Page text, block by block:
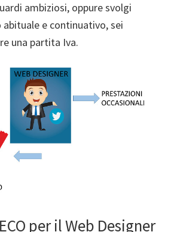
ambiziosi, oppure svolgi
e continuativo, sei
una partita Iva.
per il Web Designer